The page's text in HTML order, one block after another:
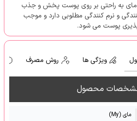
مای به راحتی بر روی پوست پخش و جذب
و نرم کنندگی مطلوبی دارد و موجب
پوست می شود.
ویژگی ها روش مصرف
محصول
مای (My)